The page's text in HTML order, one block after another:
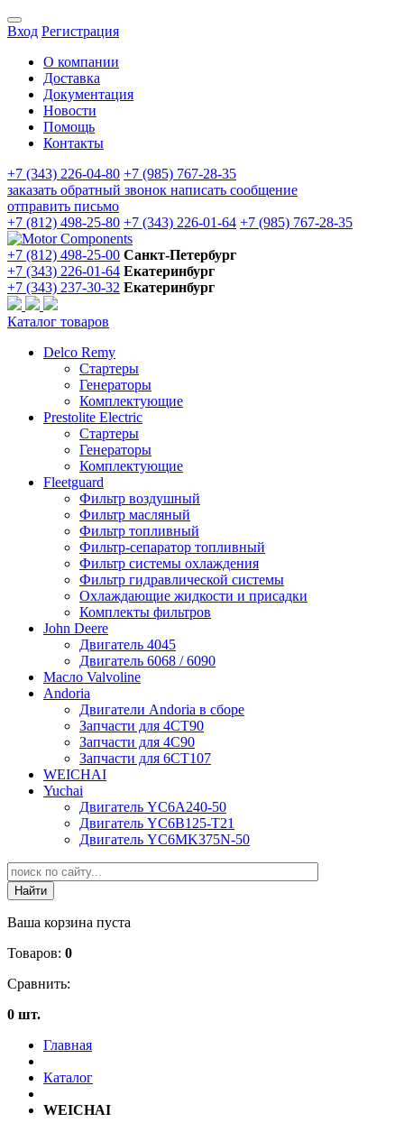
Вход Регистрация
О компании
Доставка
Документация
Новости
Помощь
Контакты
+7 (343) 226-04-80 +7 (985) 767-28-35
заказать обратный звонок написать сообщение
отправить письмо
+7 (812) 498-25-80 +7 (343) 226-01-64 +7 (985) 767-28-35
+7 (812) 498-25-00 Санкт-Петербург
+7 (343) 226-01-64 Екатеринбург
+7 (343) 237-30-32 Екатеринбург
Каталог товаров
Delco Remy
Стартеры
Генераторы
Комплектующие
Prestolite Electric
Стартеры
Генераторы
Комплектующие
Fleetguard
Фильтр воздушный
Фильтр масляный
Фильтр топливный
Фильтр-сепаратор топливный
Фильтр системы охлаждения
Фильтр гидравлической системы
Охлаждающие жидкости и присадки
Комплекты фильтров
John Deere
Двигатель 4045
Двигатель 6068 / 6090
Масло Valvoline
Andoria
Двигатели Andoria в сборе
Запчасти для 4CT90
Запчасти для 4С90
Запчасти для 6CT107
WEICHAI
Yuchai
Двигатель YC6A240-50
Двигатель YC6B125-T21
Двигатель YC6MK375N-50
Ваша корзина пуста
Товаров: 0
Сравнить:
0 шт.
Главная
Каталог
WEICHAI